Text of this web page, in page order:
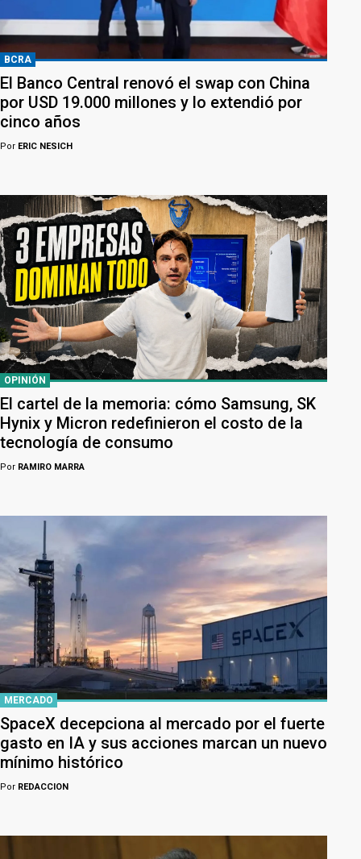
BCRA
El Banco Central renovó el swap con China
por USD 19.000 millones y lo extendió por
cinco años
Por ERIC NESICH
OPINIÓN
El cartel de la memoria: cómo Samsung, SK
Hynix y Micron redefinieron el costo de la
tecnología de consumo
Por RAMIRO MARRA
MERCADO
SpaceX decepciona al mercado por el fuerte
gasto en IA y sus acciones marcan un nuevo
mínimo histórico
Por REDACCION